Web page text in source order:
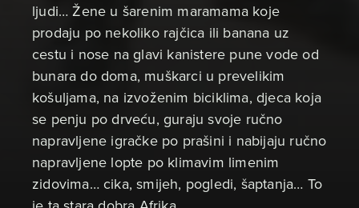
ljudi… Žene u šarenim maramama koje
prodaju po nekoliko rajčica ili banana uz
cestu i nose na glavi kanistere pune vode od
bunara do doma, muškarci u prevelikim
košuljama, na izvoženim biciklima, djeca koja
se penju po drveću, guraju svoje ručno
napravljene igračke po prašini i nabijaju ručno
napravljene lopte po klimavim limenim
zidovima… cika, smijeh, pogledi, šaptanja… To